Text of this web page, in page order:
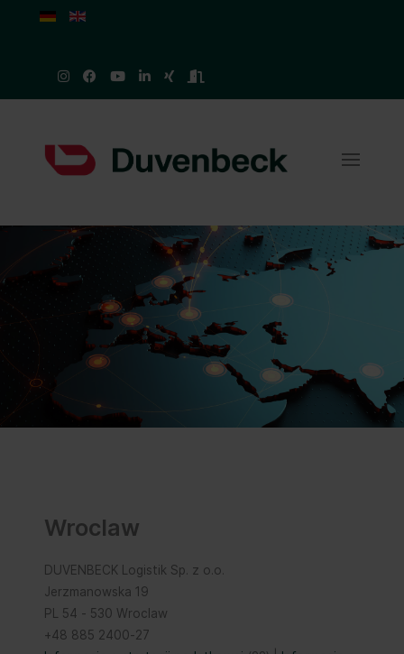
Select your language
Wroclaw
DUVENBECK Logistik Sp. z o.o.
Jerzmanowska 19
PL 54 - 530 Wroclaw
+48 885 2400-27